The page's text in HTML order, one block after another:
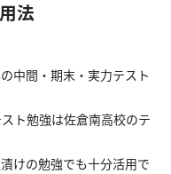
法
中間・期末・実力テスト
ト勉強は佐倉南高校のテ
けの勉強でも十分活用で